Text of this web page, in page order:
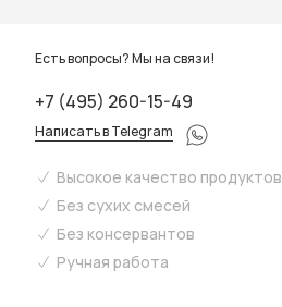
Есть вопросы? Мы на связи!
+7 (495) 260-15-49
Написать в Telegram
Высокое качество продуктов
Без сухих смесей
Без консервантов
Ручная работа